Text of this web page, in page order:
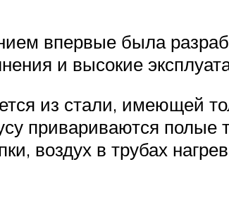
впервые была
и высокие
из стали, имеющей
привариваются
воздух в трубах